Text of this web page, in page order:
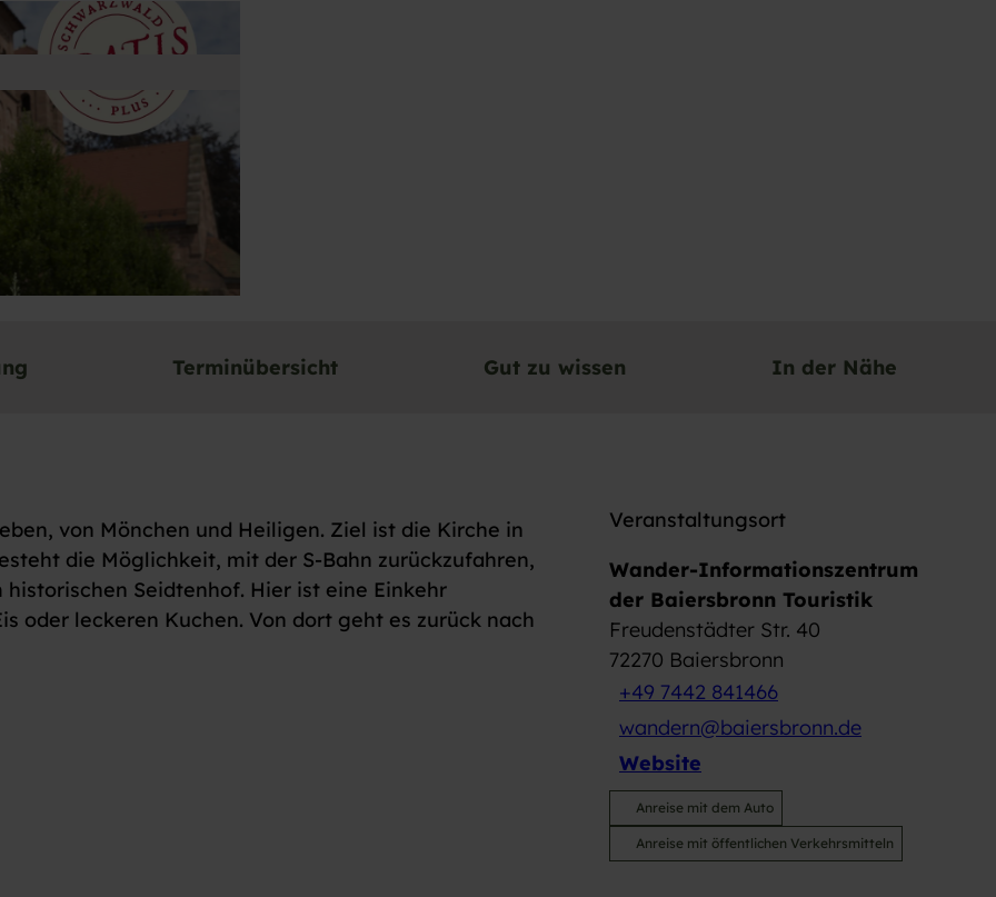
Terminübersicht Gut zu wissen In der Nähe
von Mönchen und Heiligen. Ziel ist die Kirche in
die Möglichkeit, mit der S-Bahn zurückzufahren,
Seidtenhof. Hier ist eine Einkehr
oder leckeren Kuchen. Von dort geht es zurück nach
Veranstaltungsort
Wander-Informationszentrum
der Baiersbronn Touristik
Freudenstädter Str. 40
72270 Baiersbronn
+49 7442 841466
wandern@baiersbronn.de
Website
Anreise mit dem Auto
Anreise mit öffentlichen Verkehrsmitteln